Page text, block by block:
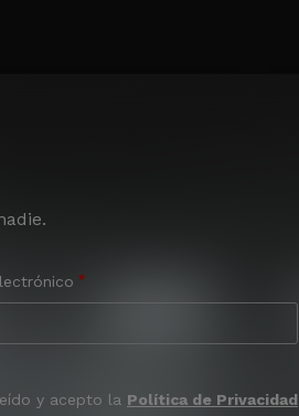
y acepto la Política de Privacidad